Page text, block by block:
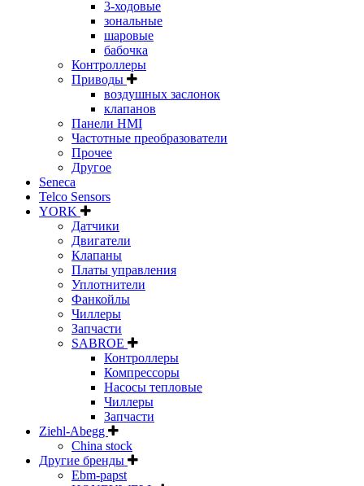
3-ходовые
зональные
шаровые
бабочка
Контроллеры
Приводы
воздушных заслонок
клапанов
Панели HMI
Частотные преобразователи
Прочее
Другое
Seneca
Telco Sensors
YORK
Датчики
Двигатели
Клапаны
Платы управления
Уплотнители
Фанкойлы
Чиллеры
Запчасти
SABROE
Контроллеры
Компрессоры
Насосы тепловые
Чиллеры
Запчасти
Ziehl-Abegg
China stock
Другие бренды
Ebm-papst